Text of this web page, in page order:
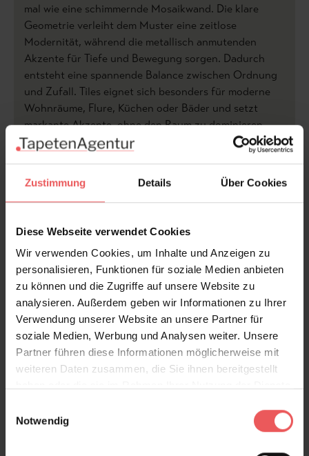
Zustimmung Details Über Cookies
Diese Webseite verwendet Cookies
Wir verwenden Cookies, um Inhalte und Anzeigen zu
personalisieren, Funktionen für soziale Medien anbieten
zu können und die Zugriffe auf unsere Website zu
analysieren. Außerdem geben wir Informationen zu Ihrer
Verwendung unserer Website an unsere Partner für
soziale Medien, Werbung und Analysen weiter. Unsere
Partner führen diese Informationen möglicherweise mit
weiteren Daten zusammen, die Sie ihnen bereitgestellt
Notwendig
mal wie eine schimmernde Mosaikwand. Die klare
Geometrie verleiht dem Muster eine zeitlose
Modernität, während die metallisch anmutenden
Akzente für Tiefe und Bewegung sorgen. Dadurch
entsteht eine spannende Balance zwischen Ordnung
und Zufall. Tiles eignet sich besonders für moderne
Wohnräume, Flure, Küchen oder Bäder und setzt
markante Akzente, ohne den Raum zu dominieren.
Produktdetails
Bewertungen
FAQ Teilen!
Sie haben Fragen zum Produkt?